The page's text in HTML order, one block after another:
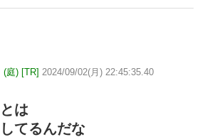
(庭) [TR] 2024/09/02(月) 22:45:35.40
は
てるんだな